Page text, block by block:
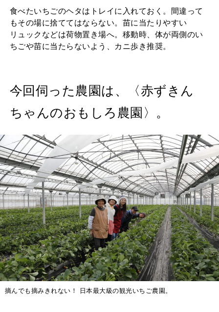
食べたいちごのヘタはトレイに入れておく。間違って
もその場に捨ててはならない。苗に当たりやすい
リュックなどは荷物置き場へ。移動時、体が両側のい
ちごや苗に当たらないよう、カニ歩き推奨。
今回伺った農園は、〈赤ずきん
ちゃんのおもしろ農園〉。
摘んでも摘みきれない！ 日本最大級の観光いちご農園。